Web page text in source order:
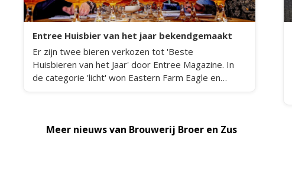
Entree Huisbier van het jaar bekendgemaakt
Er zijn twee bieren verkozen tot 'Beste
Huisbieren van het Jaar' door Entree Magazine. In
de categorie 'licht' won Eastern Farm Eagle en
Meer nieuws van Brouwerij Broer en Zus